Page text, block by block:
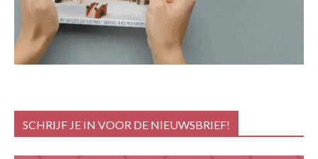
SCHRIJF JE IN VOOR DE NIEUWSBRIEF!